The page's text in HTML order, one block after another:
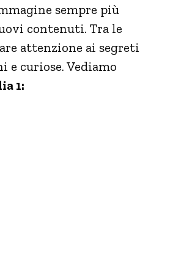
sempre più
contenuti. Tra le
attenzione ai segreti
curiose. Vediamo
1: